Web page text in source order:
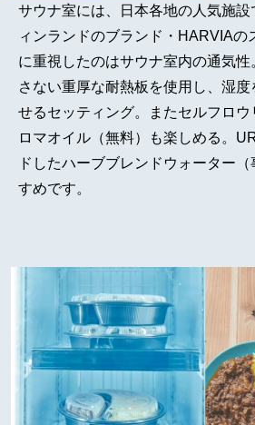
サウナ室には、日本各地の人気施設
ィンランドのブランド・HARVIAの
に重視したのはサウナ室内の通気
さない重厚な耐熱板を使用し、湿度
せるセッティング。またセルフロ
ロマオイル（無料）も楽しめる。
ドしたハーブブレンドウォーター
すめです。